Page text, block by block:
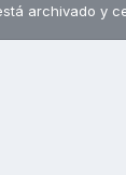
archivado y